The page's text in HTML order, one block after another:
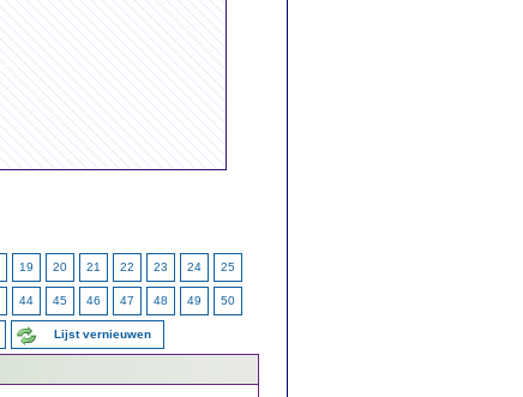
19 20 21 22 23 24 25
44 45 46 47 48 49 50
Lijst vernieuwen